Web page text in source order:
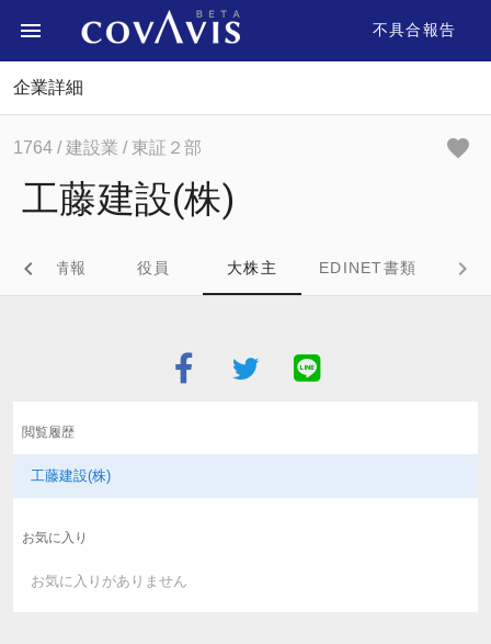
不具合報告
企業詳細
1764 / 建設業 / 東証２部
工藤建設(株)
企業情報 役員 大株主 EDINET書類
閲覧履歴
工藤建設(株)
お気に入り
お気に入りがありません